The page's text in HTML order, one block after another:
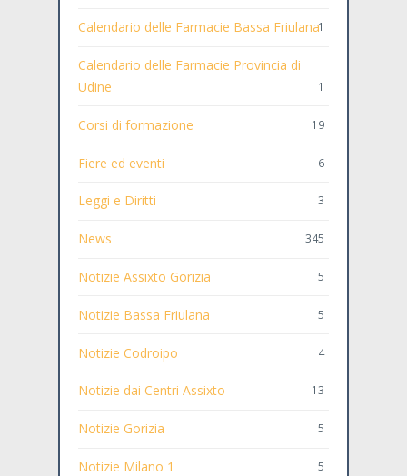
Calendario delle Farmacie Bassa Friulana1
Calendario delle Farmacie Provincia di
Udine
1
Corsi di formazione 19
Fiere ed eventi 6
Leggi e Diritti 3
News 345
Notizie Assixto Gorizia 5
Notizie Bassa Friulana 5
Notizie Codroipo 4
Notizie dai Centri Assixto 13
Notizie Gorizia 5
Notizie Milano 1 5